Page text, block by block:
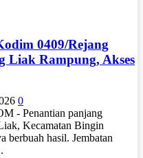
0409/Rejang
Liak Rampung, Akses
0
- Penantian panjang
Kecamatan Bingin
berbuah hasil. Jembatan